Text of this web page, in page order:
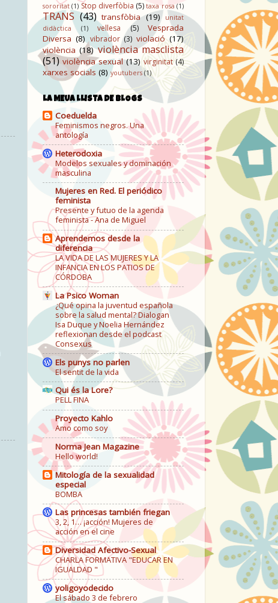
sororitat (1) Stop diverfòbia (5) taxa rosa (1)
TRANS (43) transfòbia (19)
unitat
didàctica
(1) vellesa (5)
Vesprada
Diversa (8) vibrador (3) violació (17)
violència (18) violència masclista
(51) violència sexual (13) virginitat (4)
xarxes socials (8) youtubers (1)
LA MEUA LLISTA DE BLOGS
Coeduelda
Feminismos negros. Una
antología
Heterodoxia
Modelos sexuales y dominación
masculina
Mujeres en Red. El periódico
feminista
Presente y futuo de la agenda
feminista - Ana de Miguel
Aprendemos desde la
diferencia
LA VIDA DE LAS MUJERES Y LA
INFANCIA EN LOS PATIOS DE
CÓRDOBA
La Psico Woman
¿Qué opina la juventud española
sobre la salud mental? Dialogan
Isa Duque y Noelia Hernández
reflexionan desde el podcast
Consexus
Els punys no parlen
El sentit de la vida
Qui és la Lore?
PELL FINA
Proyecto Kahlo
Amo como soy
Norma Jean Magazine
Hello world!
Mitología de la sexualidad
especial
BOMBA
Las princesas también friegan
3, 2, 1… ¡acción! Mujeres de
acción en el cine
Diversidad Afectivo-Sexual
CHARLA FORMATIVA "EDUCAR EN
IGUALDAD "
yoligoyodecido
El sábado 3 de febrero